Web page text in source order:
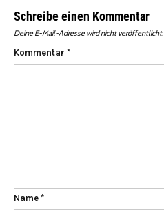
Schreibe einen Kommentar
Deine E-Mail-Adresse wird nicht veröffentlicht.
Kommentar *
Name *